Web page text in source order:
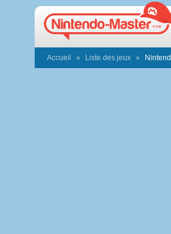
Accueil Liste des jeux